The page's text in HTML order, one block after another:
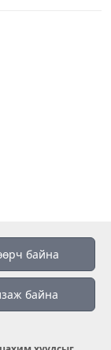
байна
байна